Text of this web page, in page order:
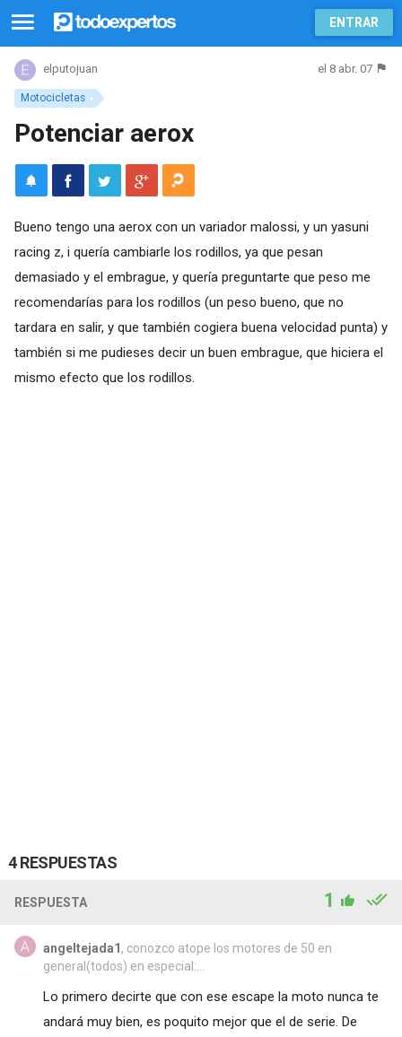
ENTRAR
Motocicletas
elputojuan el 8 abr. 07
Potenciar aerox
Bueno tengo una aerox con un variador malossi, y un yasuni
racing z, i quería cambiarle los rodillos, ya que pesan
demasiado y el embrague, y quería preguntarte que peso me
recomendarías para los rodillos (un peso bueno, que no
tardara en salir, y que también cogiera buena velocidad punta) y
también si me pudieses decir un buen embrague, que hiciera el
mismo efecto que los rodillos.
4 RESPUESTAS
RESPUESTA 1
angeltejada1 , conozco atope los motores de 50 en
general(todos) en especial:...
Lo primero decirte que con ese escape la moto nunca te
andará muy bien, es poquito mejor que el de serie. De